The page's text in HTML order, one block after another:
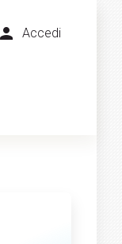
person Accedi